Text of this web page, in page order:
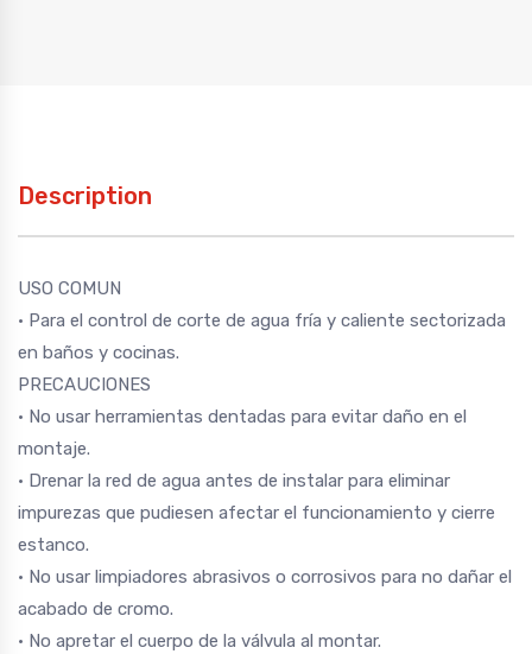
Description
USO COMUN
• Para el control de corte de agua fría y caliente sectorizada
en baños y cocinas.
PRECAUCIONES
• No usar herramientas dentadas para evitar daño en el
montaje.
• Drenar la red de agua antes de instalar para eliminar
impurezas que pudiesen afectar el funcionamiento y cierre
estanco.
• No usar limpiadores abrasivos o corrosivos para no dañar el
acabado de cromo.
• No apretar el cuerpo de la válvula al montar.